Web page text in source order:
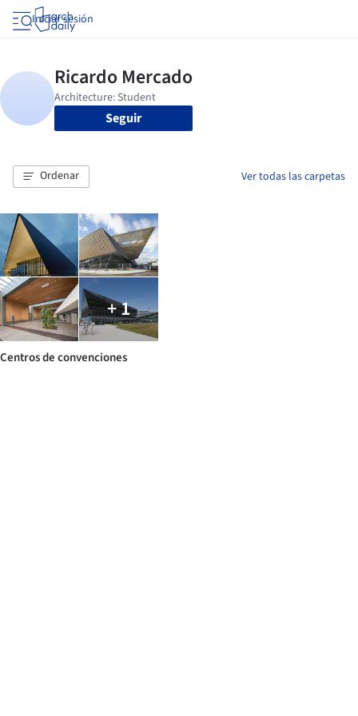
Iniciar sesión
Seguir
Ordenar Ver todas las carpetas
+ 1
Centros de convenciones